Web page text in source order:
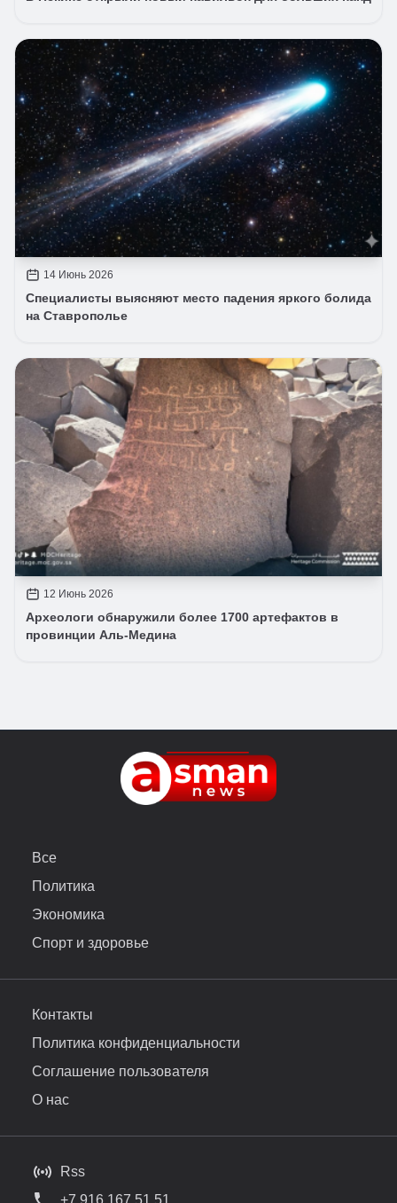
14 Июнь 2026
Специалисты выясняют место падения яркого болида
на Ставрополье
12 Июнь 2026
Археологи обнаружили более 1700 артефактов в
провинции Аль-Медина
Все
Политика
Экономика
Спорт и здоровье
Контакты
Политика конфиденциальности
Соглашение пользователя
О нас
Rss
+7 916 167 51 51